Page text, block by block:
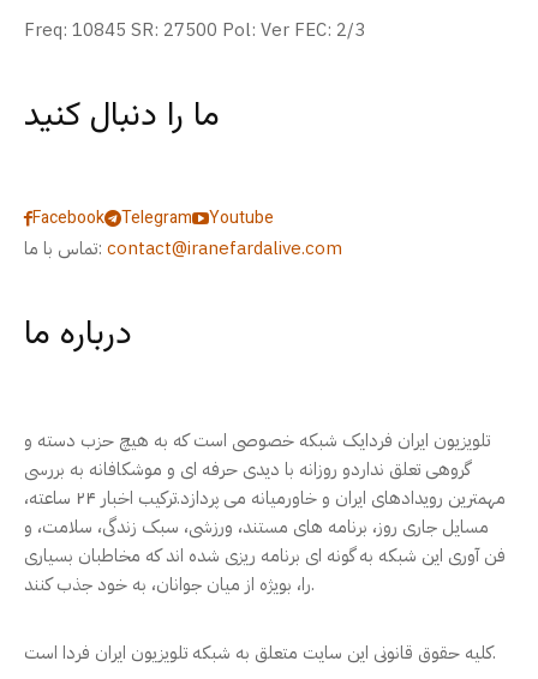
Freq: 10845 SR: 27500 Pol: Ver FEC: 2/3
ما را دنبال کنید
Facebook Telegram
Youtube
تماس با ما: contact@iranefardalive.com
درباره ما
تلویزیون ایران فردایک شبکه خصوصی است که به هیچ حزب دسته و
گروهی تعلق نداردو روزانه با دیدی حرفه ای و موشکافانه به بررسی
مهمترین رویدادهای ایران و خاورمیانه می پردازد.ترکیب اخبار ۲۴ ساعته،
مسایل جاری روز، برنامه های مستند، ورزشی، سبک زندگی، سلامت، و
فن آوری این شبکه به گونه ای برنامه ریزی شده اند که مخاطبان بسیاری
را، بویژه از میان جوانان، به خود جذب کنند.
کلیه حقوق قانونی این سایت متعلق به شبکه تلویزیون ایران فردا است.